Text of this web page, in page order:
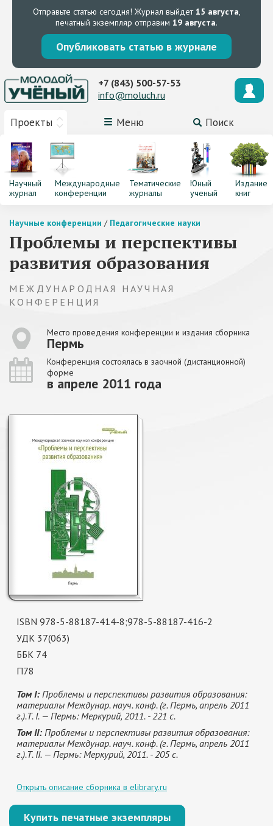
Отправьте статью сегодня! Журнал выйдет15 августа,
печатный экземпляр отправим 19 августа.
Опубликовать статью в журнале
Проекты Меню Поиск
+7 (843) 500-57-53
info@moluch.ru
Научный
журнал
Международные
конференции
Тематические
журналы
Юный
ученый
Издание
книг
Научные конференции / Педагогические науки
Проблемы и перспективы
развития образования
МЕЖДУНАРОДНАЯ НАУЧНАЯ
КОНФЕРЕНЦИЯ
Место проведения конференции и издания сборника
Пермь
Конференция состоялась в заочной (дистанционной)
форме
в апреле 2011 года
ISBN 978-5-88187-414-8;978-5-88187-416-2
УДК 37(063)
ББК 74
П78
Том I: Проблемы и перспективы развития образования:
материалы Междунар. науч. конф. (г. Пермь, апрель 2011
г.).Т. I. — Пермь: Меркурий, 2011. - 221 с.
Том II: Проблемы и перспективы развития образования:
материалы Междунар. науч. конф. (г. Пермь, апрель 2011
г.).Т. II. — Пермь: Меркурий, 2011. - 205 с.
Открыть описание сборника в elibrary.ru
Купить печатные экземпляры